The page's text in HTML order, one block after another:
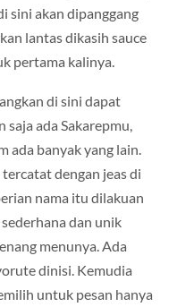
sini akan dipanggang
lantas dikasih sauce
pertama kalinya.
di sini dapat
ada Sakarepmu,
ada banyak yang lain.
dengan jeas di
nama itu dilakuan
dan unik
menunya. Ada
dinisi. Kemudia
untuk pesan hanya